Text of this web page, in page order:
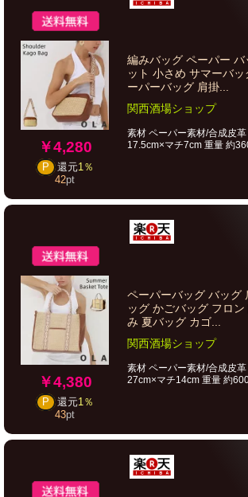
￥4,280
P 還元1％
42pt
編みバッグ ペーパー
ット 小さめ サマーバ
ーパーバッグ 肩掛...
関西酒場ショップ
素材 ペーパー素材/合成皮
17.5cm×マチ7cm 重量 約
￥4,380
P 還元1％
43pt
ペーパーバッグ バッグ
ッグ かごバッグ フロ
み 夏バッグ カゴ...
関西酒場ショップ
素材 ペーパー素材/合成皮
27cm×マチ14cm 重量 約